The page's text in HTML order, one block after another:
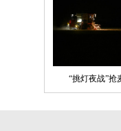
“挑灯夜战”抢